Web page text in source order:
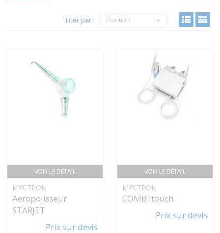
Trier par : Position
VOIR LE DÉTAIL
MECTRON
Aeropolisseur
STARJET
Prix sur devis
VOIR LE DÉTAIL
MECTRON
COMBI touch
Prix sur devis